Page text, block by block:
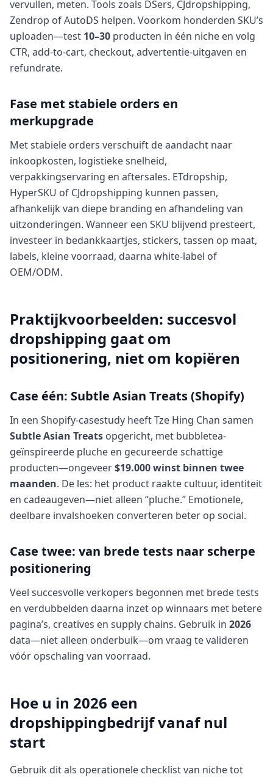
vervullen, meten. Tools zoals DSers, CJdropshipping,
Zendrop of AutoDS helpen. Voorkom honderden SKU’s
uploaden—test 10–30 producten in één niche en volg
CTR, add-to-cart, checkout, advertentie-uitgaven en
refundrate.
Fase met stabiele orders en
merkupgrade
Met stabiele orders verschuift de aandacht naar
inkoopkosten, logistieke snelheid,
verpakkingservaring en aftersales. ETdropship,
HyperSKU of CJdropshipping kunnen passen,
afhankelijk van diepe branding en afhandeling van
uitzonderingen. Wanneer een SKU blijvend presteert,
investeer in bedankkaartjes, stickers, tassen op maat,
labels, kleine voorraad, daarna white-label of
OEM/ODM.
Praktijkvoorbeelden: succesvol
dropshipping gaat om
positionering, niet om kopiëren
Case één: Subtle Asian Treats (Shopify)
In een Shopify-casestudy heeft Tze Hing Chan samen
Subtle Asian Treats opgericht, met bubbletea-
geïnspireerde pluche en gecureerde schattige
producten—ongeveer$19.000 winst binnen twee
maanden. De les: het product raakte cultuur, identiteit
en cadeaugeven—niet alleen “pluche.” Emotionele,
deelbare invalshoeken converteren beter op social.
Case twee: van brede tests naar scherpe
positionering
Veel succesvolle verkopers begonnen met brede tests
en verdubbelden daarna inzet op winnaars met betere
pagina’s, creatives en supply chains. Gebruik in 2026
data—niet alleen onderbuik—om vraag te valideren
vóór opschaling van voorraad.
Hoe u in 2026 een
dropshippingbedrijf vanaf nul
start
Gebruik dit als operationele checklist van niche tot